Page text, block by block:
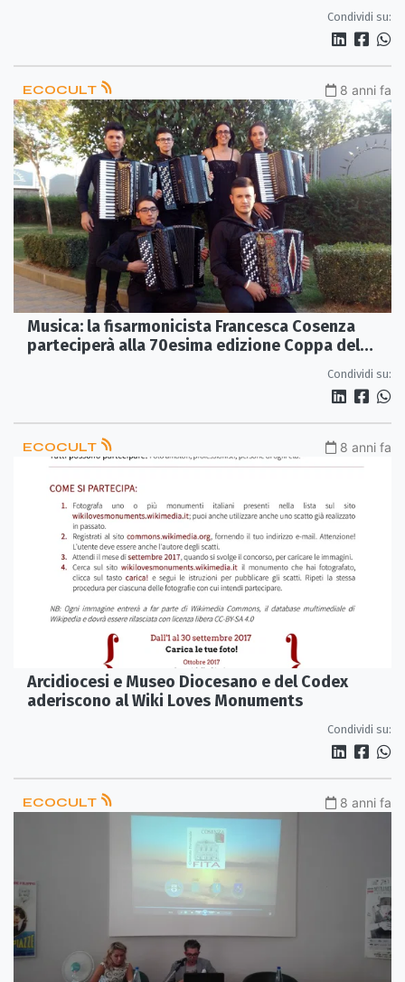
Condividi su:
ECOCULT 8 anni fa
Musica: la fisarmonicista Francesca Cosenza
parteciperà alla 70esima edizione Coppa del
Condividi su:
ECOCULT 8 anni fa
Arcidiocesi e Museo Diocesano e del Codex
aderiscono al Wiki Loves Monuments
Condividi su:
ECOCULT 8 anni fa